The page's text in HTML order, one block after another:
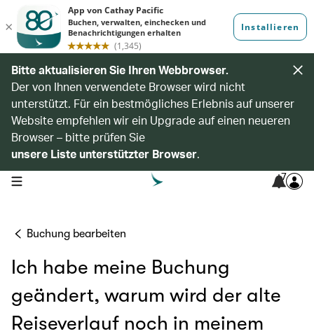
Bitte aktualisieren Sie Ihren Webbrowser.
Der von Ihnen verwendete Browser wird nicht
unterstützt. Für ein bestmögliches Erlebnis auf unserer
Website empfehlen wir ein Upgrade auf einen neueren
Browser – bitte prüfen Sie
unsere Liste unterstützter Browser.
open navigation menu 7
Buchung bearbeiten
Ich habe meine Buchung
geändert, warum wird der alte
Reiseverlauf noch in meinem